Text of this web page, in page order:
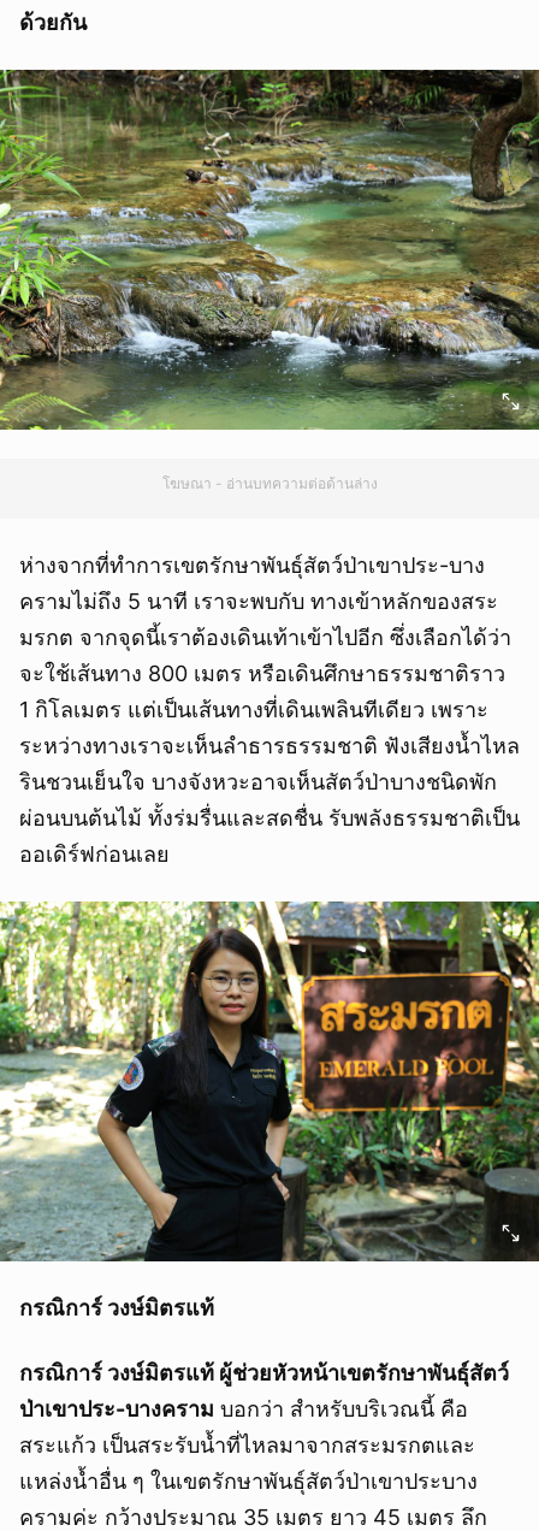
ด้วยกัน
โฆษณา - อ่านบทความต่อด้านล่าง
ห่างจากที่ทำการเขตรักษาพันธุ์สัตว์ป่าเขาประ-บาง
ครามไม่ถึง 5 นาที เราจะพบกับ ทางเข้าหลักของสระ
มรกต จากจุดนี้เราต้องเดินเท้าเข้าไปอีก ซึ่งเลือกได้ว่า
จะใช้เส้นทาง 800 เมตร หรือเดินศึกษาธรรมชาติราว
1 กิโลเมตร แต่เป็นเส้นทางที่เดินเพลินทีเดียว เพราะ
ระหว่างทางเราจะเห็นลำธารธรรมชาติ ฟังเสียงน้ำไหล
รินชวนเย็นใจ บางจังหวะอาจเห็นสัตว์ป่าบางชนิดพัก
ผ่อนบนต้นไม้ ทั้งร่มรื่นและสดชื่น รับพลังธรรมชาติเป็น
ออเดิร์ฟก่อนเลย
กรณิการ์ วงษ์มิตรแท้
กรณิการ์ วงษ์มิตรแท้ ผู้ช่วยหัวหน้าเขตรักษาพันธุ์สัตว์
ป่าเขาประ-บางคราม บอกว่า สำหรับบริเวณนี้ คือ
สระแก้ว เป็นสระรับน้ำที่ไหลมาจากสระมรกตและ
แหล่งน้ำอื่น ๆ ในเขตรักษาพันธุ์สัตว์ป่าเขาประบาง
ครามค่ะ กว้างประมาณ 35 เมตร ยาว 45 เมตร ลึก